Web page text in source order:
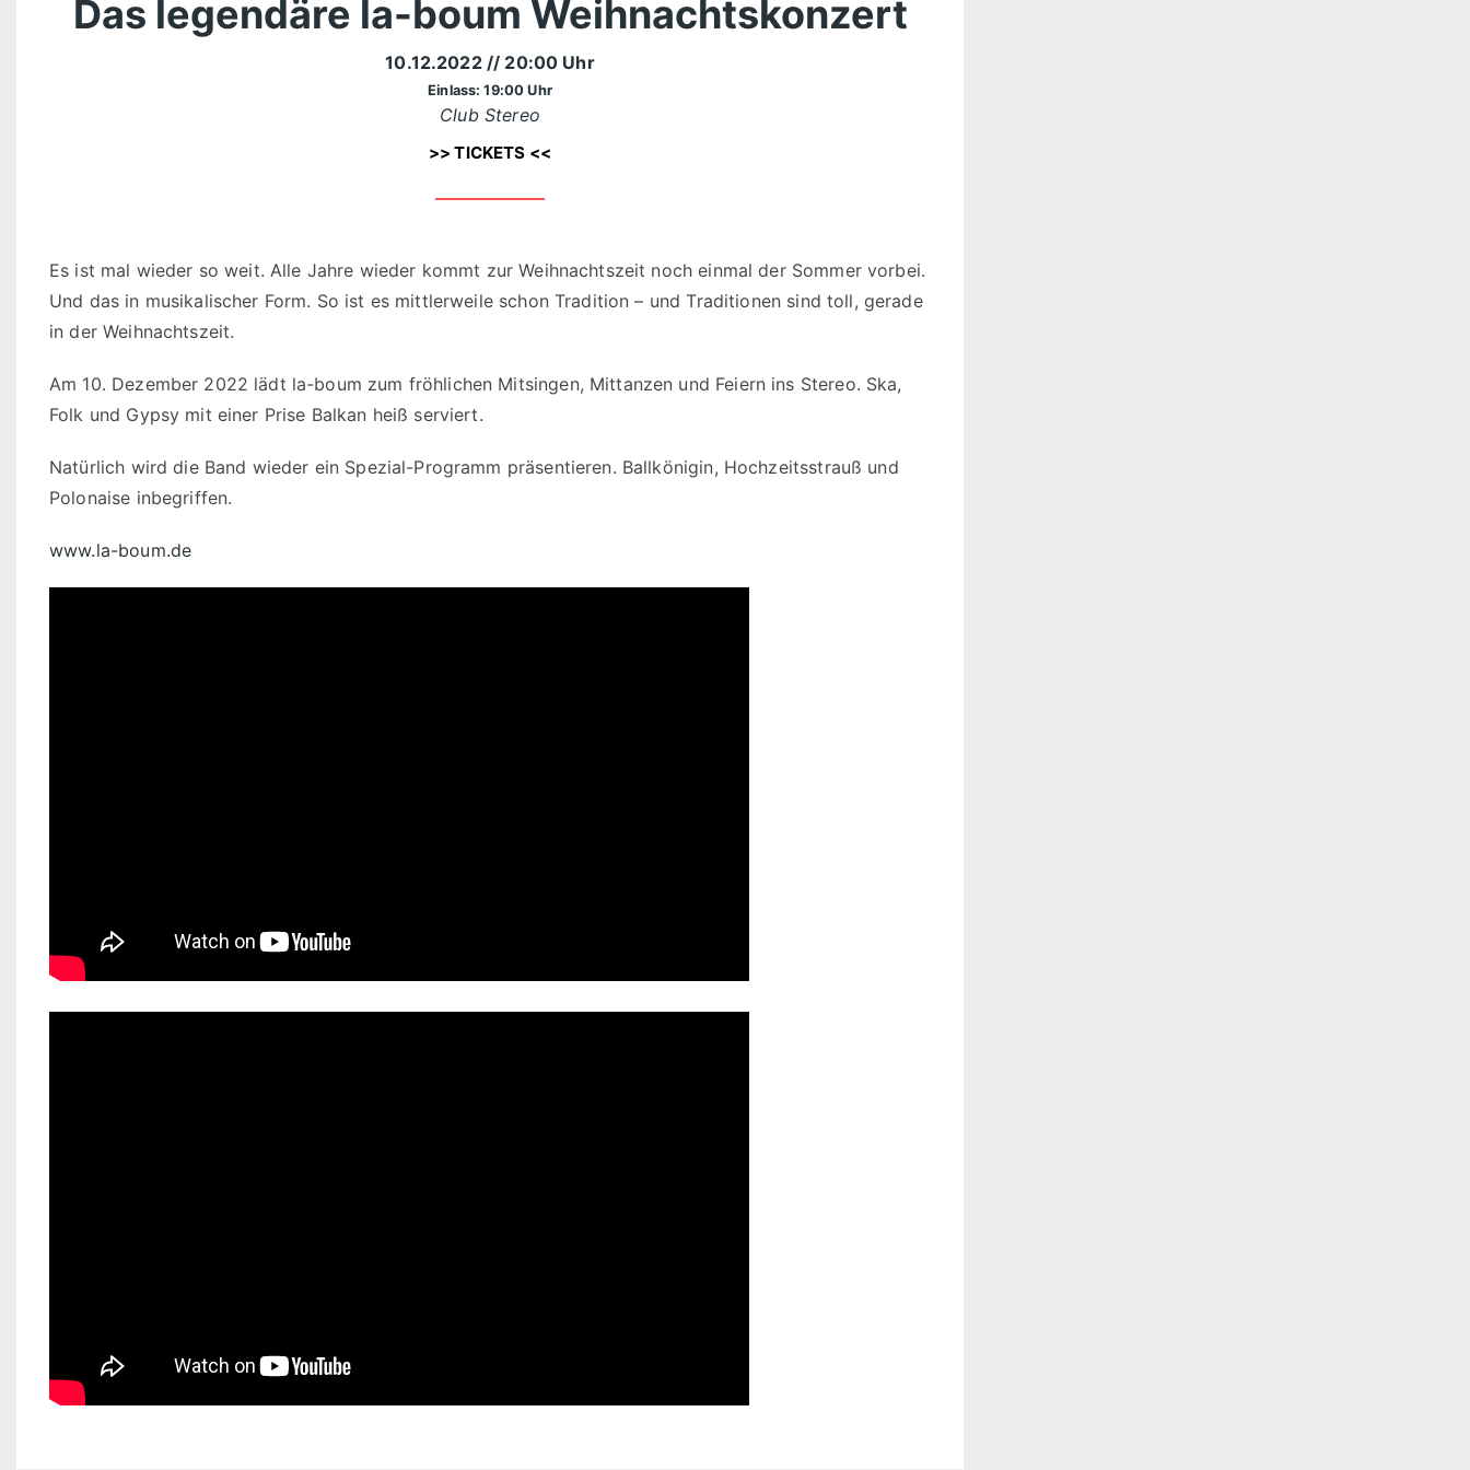
Das legendäre la-boum Weihnachtskonzert
10.12.2022 // 20:00 Uhr
Einlass: 19:00 Uhr
Club Stereo
>> TICKETS <<
Es ist mal wieder so weit. Alle Jahre wieder kommt zur Weihnachtszeit noch einmal der Sommer vorbei.
Und das in musikalischer Form. So ist es mittlerweile schon Tradition – und Traditionen sind toll, gerade
in der Weihnachtszeit.
Am 10. Dezember 2022 lädt la-boum zum fröhlichen Mitsingen, Mittanzen und Feiern ins Stereo. Ska,
Folk und Gypsy mit einer Prise Balkan heiß serviert.
Natürlich wird die Band wieder ein Spezial-Programm präsentieren. Ballkönigin, Hochzeitsstrauß und
Polonaise inbegriffen.
www.la-boum.de